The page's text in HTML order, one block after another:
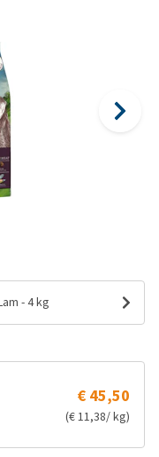
- 4 kg
€ 45,50
(€ 11,38/ kg)